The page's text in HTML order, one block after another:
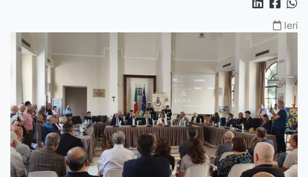
Ieri